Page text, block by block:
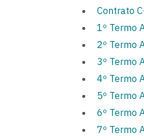
Contrato
1º Termo
2º Termo
3º Termo
4º Termo
5º Termo
6º Termo
7º Termo